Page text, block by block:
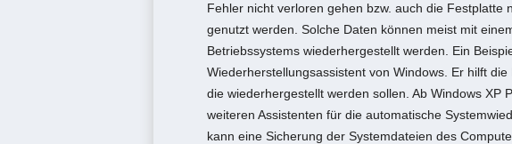
Fehler nicht verloren gehen bzw. auch die Festplatte
genutzt werden. Solche Daten können meist mit
Betriebssystems wiederhergestellt werden. Ein
Wiederherstellungsassistent von Windows. Er hilft die
die wiederhergestellt werden sollen. Ab Windows XP
weiteren Assistenten für die automatische
kann eine Sicherung der Systemdateien des